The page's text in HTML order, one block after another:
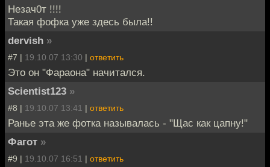
Незач0т !!!!
Такая фофка уже здесь была!!
dervish »
#7 | 19.10.07 13:30 | ответить
Это он "Фараона" начитался.
Scientist123 »
#8 | 19.10.07 13:41 | ответить
Ранье эта же фотка называлась - "Щас как цапну!"
Фагот »
#9 | 19.10.07 16:51 | ответить